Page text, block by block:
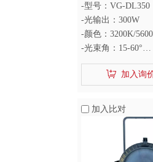
Light for Art Studio
-型号：VG-DL350
-光输出：300W
-颜色：3200K/
-光束角：15-60°
-显色指数：95+
加入询
加入比对